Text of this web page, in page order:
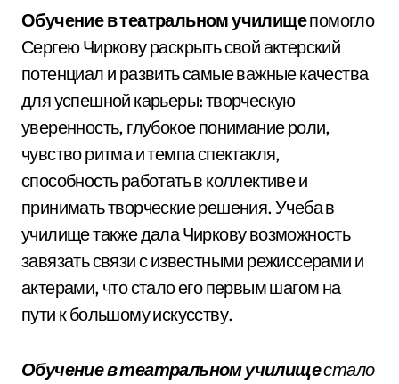
Обучение в театральном училищепомогло
Сергею Чиркову раскрыть свой актерский
потенциал и развить самые важные качества
для успешной карьеры: творческую
уверенность, глубокое понимание роли,
чувство ритма и темпа спектакля,
способность работать в коллективе и
принимать творческие решения. Учеба в
училище также дала Чиркову возможность
завязать связи с известными режиссерами и
актерами, что стало его первым шагом на
пути к большому искусству.
Обучение в театральном училищестало